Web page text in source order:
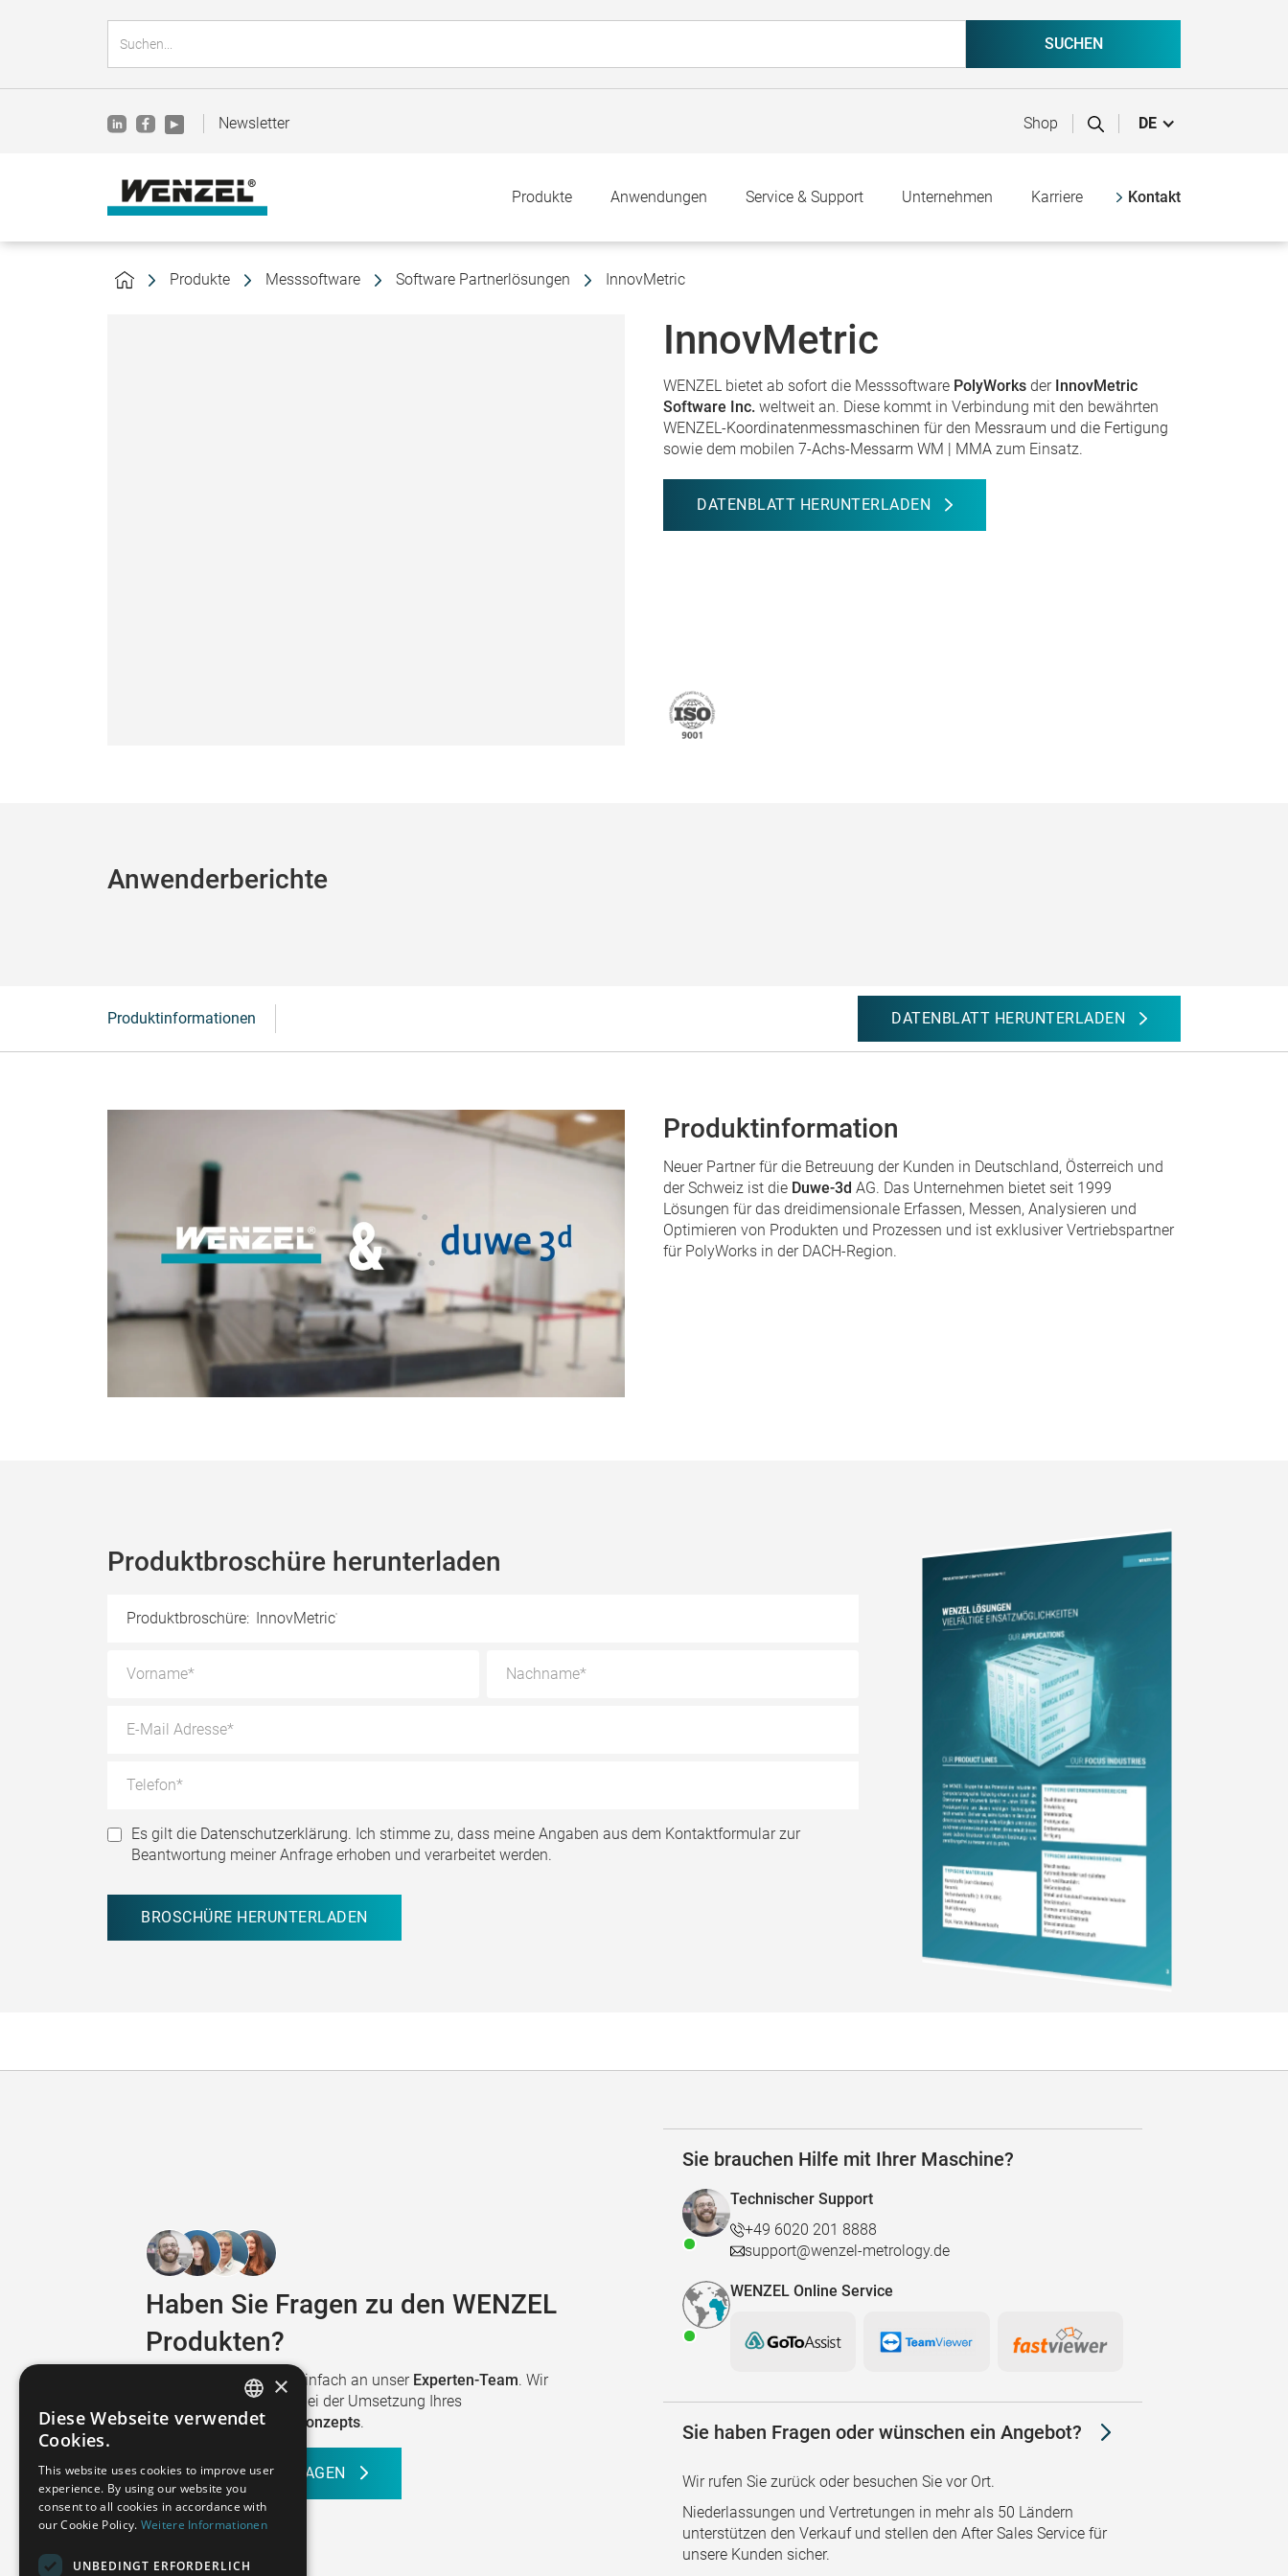
Newsletter Shop DE
Produkte Anwendungen Service & Support Unternehmen Karriere Kontakt
Produkte Messsoftware Software Partnerlösungen InnovMetric
InnovMetric
WENZEL bietet ab sofort die Messsoftware PolyWorks der InnovMetric
Software Inc. weltweit an. Diese kommt in Verbindung mit den bewährten
WENZEL-Koordinatenmessmaschinen für den Messraum und die Fertigung
sowie dem mobilen 7-Achs-Messarm WM | MMA zum Einsatz.
DATENBLATT HERUNTERLADEN
Anwenderberichte
Produktinformationen DATENBLATT HERUNTERLADEN
Produktinformation
Neuer Partner für die Betreuung der Kunden in Deutschland, Österreich und
der Schweiz ist die Duwe-3d AG. Das Unternehmen bietet seit 1999
Lösungen für das dreidimensionale Erfassen, Messen, Analysieren und
Optimieren von Produkten und Prozessen und ist exklusiver Vertriebspartner
für PolyWorks in der DACH-Region.
Produktbroschüre herunterladen
Produktbroschüre: InnovMetric
Es gilt die Datenschutzerklärung. Ich stimme zu, dass meine Angaben aus dem Kontaktformular zur
Beantwortung meiner Anfrage erhoben und verarbeitet werden.
Haben Sie Fragen zu den WENZEL
Produkten?
Dann wenden Sie sich einfach an unser Experten-Team. Wir
unterstützen Sie gerne bei der Umsetzung Ihres
individuellen Qualitätskonzepts.
BERATUNG ANFRAGEN
Sie brauchen Hilfe mit Ihrer Maschine?
Technischer Support
+49 6020 201 8888
support@wenzel-metrology.de
WENZEL Online Service
Sie haben Fragen oder wünschen ein Angebot?
Wir rufen Sie zurück oder besuchen Sie vor Ort.
Niederlassungen und Vertretungen in mehr als 50 Ländern
unterstützen den Verkauf und stellen den After Sales Service für
unsere Kunden sicher.
GERMAN
POLISH
ENGLISH
×
Diese Webseite verwendet
Cookies.
This website uses cookies to improve user
experience. By using our website you
consent to all cookies in accordance with
our Cookie Policy. Weitere Informationen
UNBEDINGT ERFORDERLICH